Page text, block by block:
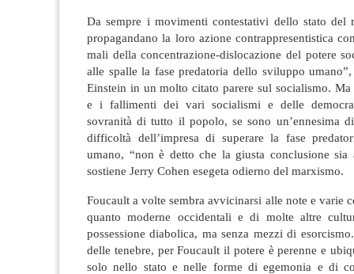
Da sempre i movimenti contestativi dello stato del
propagandano la loro azione contrappresentistica
mali della concentrazione-dislocazione del potere
alle spalle la fase predatoria dello sviluppo
Einstein in un molto citato parere sul socialismo. Ma
e i fallimenti dei vari socialismi e delle
sovranità di tutto il popolo, se sono un’ennesima
difficoltà dell’impresadi superare la fase
umano, “non è detto che lagiusta conclusione sia
sostiene Jerry Cohen esegeta odierno del marxismo.
Foucault a volte sembra avvicinarsi alle note e varie
quanto moderne occidentali e di molte altre
possessione diabolica, ma senza mezzi di
delle tenebre, per Foucault il potere è perenne e
solo nello stato e nelle forme di egemonia e di